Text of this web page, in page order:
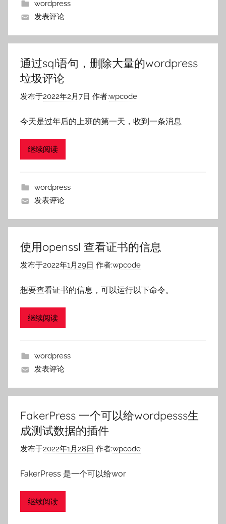
wordpress
发表评论
通过sql语句，删除大量的wordpress
垃圾评论
发布于2022年2月7日 作者:wpcode
今天是过年后的上班的第一天，收到一条消息
继续阅读
wordpress
发表评论
使用openssl 查看证书的信息
发布于2022年1月29日 作者:wpcode
想要查看证书的信息，可以运行以下命令。
继续阅读
wordpress
发表评论
FakerPress 一个可以给wordpesss生
成测试数据的插件
发布于2022年1月28日 作者:wpcode
FakerPress 是一个可以给wor
继续阅读